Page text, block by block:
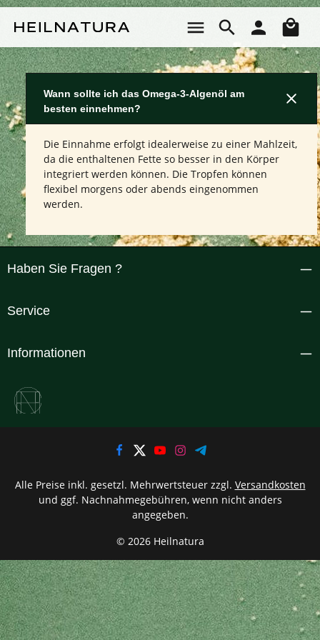
Wann sollte ich das Omega-3-Algenöl am
besten einnehmen?
Die Einnahme erfolgt idealerweise zu einer Mahlzeit,
da die enthaltenen Fette so besser in den Körper
integriert werden können. Die Tropfen können
flexibel morgens oder abends eingenommen
werden.
Haben Sie Fragen ?
Service
Informationen
© 2026 Heilnatura
Alle Preise inkl. gesetzl. Mehrwertsteuer zzgl. Versandkosten
und ggf. Nachnahmegebühren, wenn nicht anders
angegeben.